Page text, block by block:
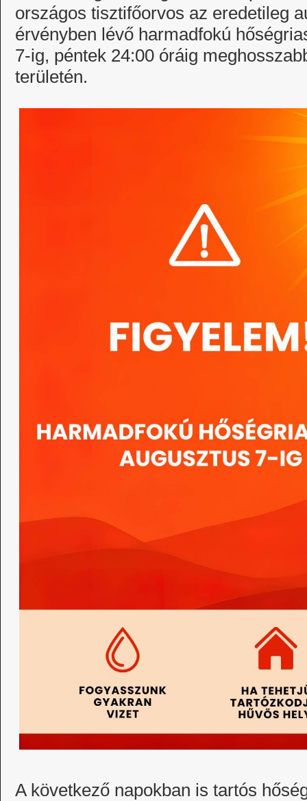
országos tisztifőorvos az eredetileg
érvényben lévő harmadfokú
7-ig, péntek 24:00 óráig
területén.
A következő napokban is tartós